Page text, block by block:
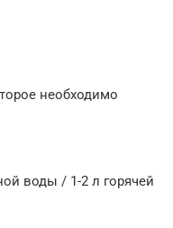
необходимо
воды / 1-2 л горячей